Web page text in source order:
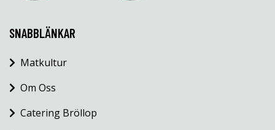
SNABBLÄNKAR
Matkultur
Om Oss
Catering Bröllop